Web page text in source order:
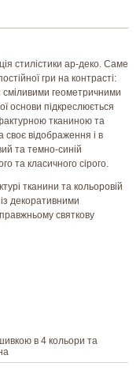
стилістики ар-деко. Саме
гри на контрасті:
сміливими геометричними
основи підкреслюється
тканиною та
своє відображення і в
та темно-синій
та класичного сірого.
тканини та кольоровій
декоративними
святкову
в 4 кольори та